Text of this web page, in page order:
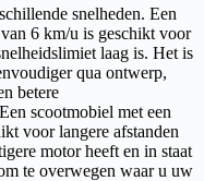
snelheden. Een
6 km/u is geschikt voor
laag is. Het is
qua ontwerp,
betere
scootmobiel met een
voor langere afstanden
motor heeft en in staat
te overwegen waar u uw